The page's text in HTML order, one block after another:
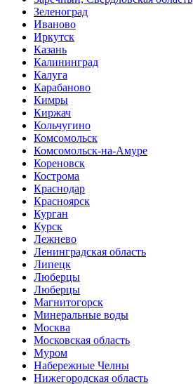
Зеленоград
Иваново
Иркутск
Казань
Калининград
Калуга
Карабаново
Кимры
Киржач
Кольчугино
Комсомольск
Комсомольск-на-Амуре
Кореновск
Кострома
Краснодар
Красноярск
Курган
Курск
Лежнево
Ленинградская область
Липецк
Люберцы
Люберцы
Магнитогорск
Минеральные воды
Москва
Московская область
Муром
Набережные Челны
Нижегородская область